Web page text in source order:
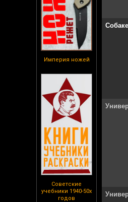
Империя ножей
Советские
учебники 1940-50х
годов